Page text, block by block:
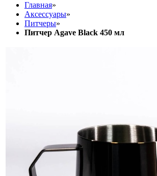
Главная»
Аксессуары»
Питчеры»
Питчер Agave Black 450 мл